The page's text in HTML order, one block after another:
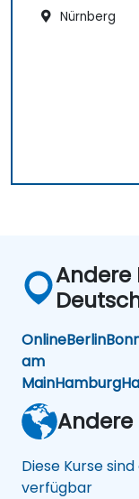
Nürnberg
Andere
OnlineBerlin
am
MainHamburg
Diese Kurse
verfügbar